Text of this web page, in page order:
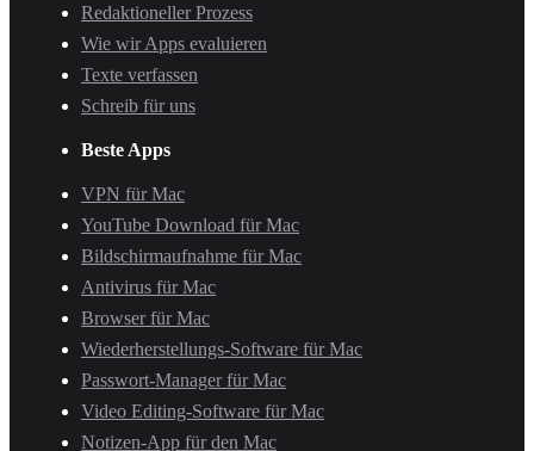
Redaktioneller Prozess
Wie wir Apps evaluieren
Texte verfassen
Schreib für uns
Beste Apps
VPN für Mac
YouTube Download für Mac
Bildschirmaufnahme für Mac
Antivirus für Mac
Browser für Mac
Wiederherstellungs-Software für Mac
Passwort-Manager für Mac
Video Editing-Software für Mac
Notizen-App für den Mac